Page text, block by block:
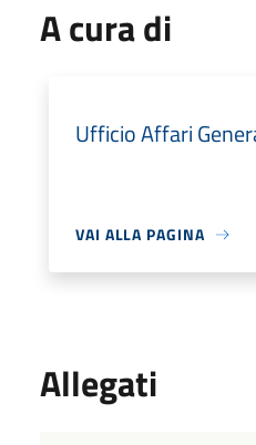
A cura di
Ufficio Affari
VAI ALLA PAGINA
Allegati